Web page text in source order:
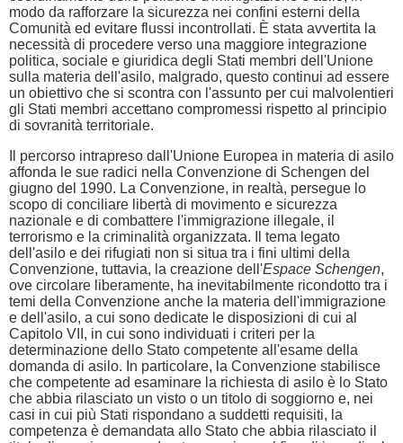
modo da rafforzare la sicurezza nei confini esterni della
Comunità ed evitare flussi incontrollati. È stata avvertita la
necessità di procedere verso una maggiore integrazione
politica, sociale e giuridica degli Stati membri dell'Unione
sulla materia dell'asilo, malgrado, questo continui ad essere
un obiettivo che si scontra con l'assunto per cui malvolentieri
gli Stati membri accettano compromessi rispetto al principio
di sovranità territoriale.
Il percorso intrapreso dall'Unione Europea in materia di asilo
affonda le sue radici nella Convenzione di Schengen del
giugno del 1990. La Convenzione, in realtà, persegue lo
scopo di conciliare libertà di movimento e sicurezza
nazionale e di combattere l'immigrazione illegale, il
terrorismo e la criminalità organizzata. Il tema legato
dell'asilo e dei rifugiati non si situa tra i fini ultimi della
Convenzione, tuttavia, la creazione dell'Espace Schengen,
ove circolare liberamente, ha inevitabilmente ricondotto tra i
temi della Convenzione anche la materia dell'immigrazione
e dell'asilo, a cui sono dedicate le disposizioni di cui al
Capitolo VII, in cui sono individuati i criteri per la
determinazione dello Stato competente all'esame della
domanda di asilo. In particolare, la Convenzione stabilisce
che competente ad esaminare la richiesta di asilo è lo Stato
che abbia rilasciato un visto o un titolo di soggiorno e, nei
casi in cui più Stati rispondano a suddetti requisiti, la
competenza è demandata allo Stato che abbia rilasciato il